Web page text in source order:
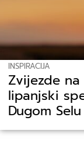
INSPIRACIJA
Zvijezde
lipanjski
Dugom Selu